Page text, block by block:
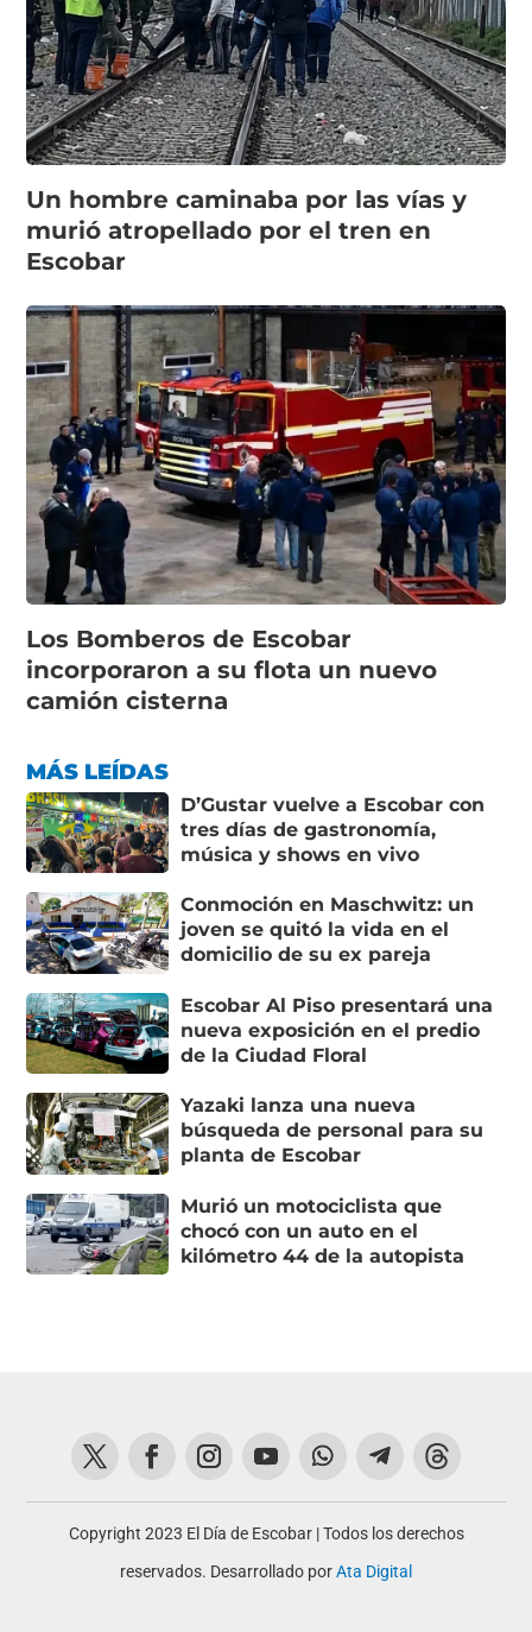
Un hombre caminaba por las vías y
murió atropellado por el tren en
Escobar
Los Bomberos de Escobar
incorporaron a su flota un nuevo
camión cisterna
MÁS LEÍDAS
D’Gustar vuelve a Escobar con
tres días de gastronomía,
música y shows en vivo
Conmoción en Maschwitz: un
joven se quitó la vida en el
domicilio de su ex pareja
Escobar Al Piso presentará una
nueva exposición en el predio
de la Ciudad Floral
Yazaki lanza una nueva
búsqueda de personal para su
planta de Escobar
Murió un motociclista que
chocó con un auto en el
kilómetro 44 de la autopista
Copyright 2023 El Día de Escobar | Todos los derechos
reservados. Desarrollado porAta Digital